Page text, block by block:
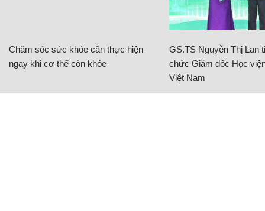
Chăm sóc sức khỏe cần thực hiện
ngay khi cơ thể còn khỏe
GS.TS Nguyễn Thị Lan
chức Giám đốc Học
Việt Nam